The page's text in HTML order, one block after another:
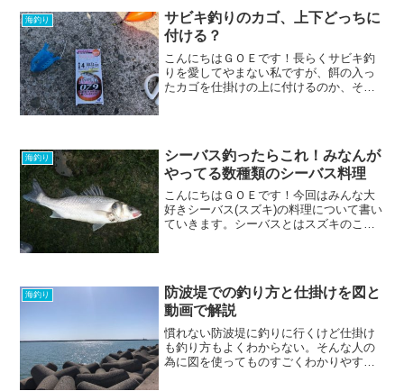
海釣り
サビキ釣りのカゴ、上下どっちに
付ける？
こんにちはＧＯＥです！長らくサビキ釣
りを愛してやまない私ですが、餌の入っ
たカゴを仕掛けの上に付けるのか、それ
海釣り
シーバス釣ったらこれ！みなんが
やってる数種類のシーバス料理
こんにちはＧＯＥです！今回はみんな大
好きシーバス(スズキ)の料理について書い
ていきます。シーバスとはスズキのこと
ーパーで購入した方に...
海釣り
防波堤での釣り方と仕掛けを図と
動画で解説
慣れない防波堤に釣りに行くけど仕掛け
も釣り方もよくわからない。そんな人の
為に図を使ってものすごくわかりやすく